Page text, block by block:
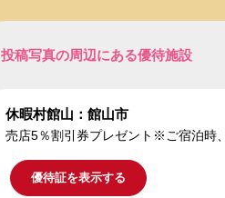
投稿写真の周辺にある優待施設
休暇村館山：館山市
売店5％割引券プレゼント※ご宿泊時
優待証を表示する